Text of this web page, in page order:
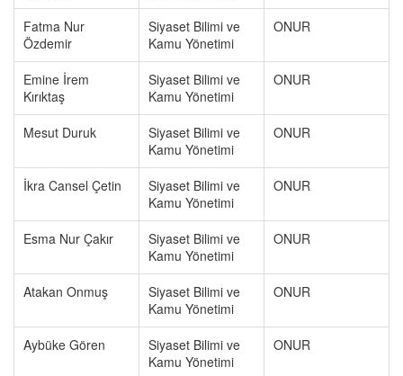
Fatma Nur
Özdemir
Siyaset Bilimi ve
Kamu Yönetimi
ONUR
Emine İrem
Kırıktaş
Siyaset Bilimi ve
Kamu Yönetimi
ONUR
Mesut Duruk
Siyaset Bilimi ve
Kamu Yönetimi
ONUR
İkra Cansel Çetin
Siyaset Bilimi ve
Kamu Yönetimi
ONUR
Esma Nur Çakır
Siyaset Bilimi ve
Kamu Yönetimi
ONUR
Atakan Onmuş
Siyaset Bilimi ve
Kamu Yönetimi
ONUR
Aybüke Gören
Siyaset Bilimi ve
Kamu Yönetimi
ONUR